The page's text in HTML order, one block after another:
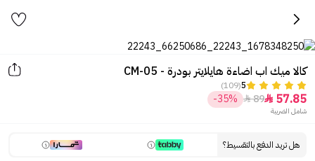
كالا ميك اب اضاءة هايلايتر بودرة - CM-05
5
(109)
57.85

89

-35%
شامل الضريبة
هل تريد الدفع بالتقسيط؟